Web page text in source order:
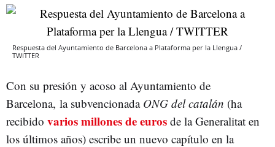
Respuesta del Ayuntamiento de Barcelona a Plataforma per la Llengua /
TWITTER
Con su presión y acoso al Ayuntamiento de
Barcelona, la subvencionada ONG del catalán (ha
recibido varios millones de euros de la Generalitat en
los últimos años) escribe un nuevo capítulo en la